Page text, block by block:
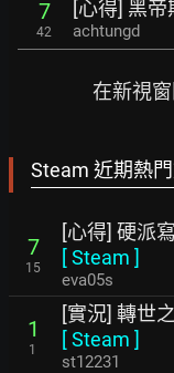
7
42
[心得] 黑
achtungd
在新視
Steam 近期熱
7
15
[心得] 硬派
[Steam ]
eva05s
1
1
[實況] 轉世
[Steam ]
st12231